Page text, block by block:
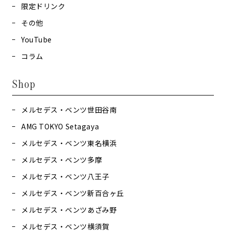
限定ドリンク
その他
YouTube
コラム
Shop
メルセデス・ベンツ世田谷南
AMG TOKYO Setagaya
メルセデス・ベンツ東名横浜
メルセデス・ベンツ多摩
メルセデス・ベンツ八王子
メルセデス・ベンツ新百合ヶ丘
メルセデス・ベンツあざみ野
メルセデス・ベンツ横須賀